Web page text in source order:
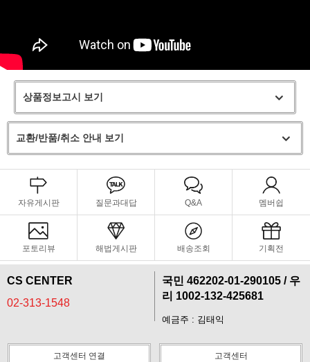
상품정보고시 보기
교환/반품/취소 안내 보기
자유게시판 질문과대답 Q&A 멤버쉽
포토리뷰 해법게시판 배송조회 기획전
CS CENTER
02-313-1548
국민 462202-01-290105 / 우
리 1002-132-425681
예금주 : 김태익
고객센터 연결 고객센터